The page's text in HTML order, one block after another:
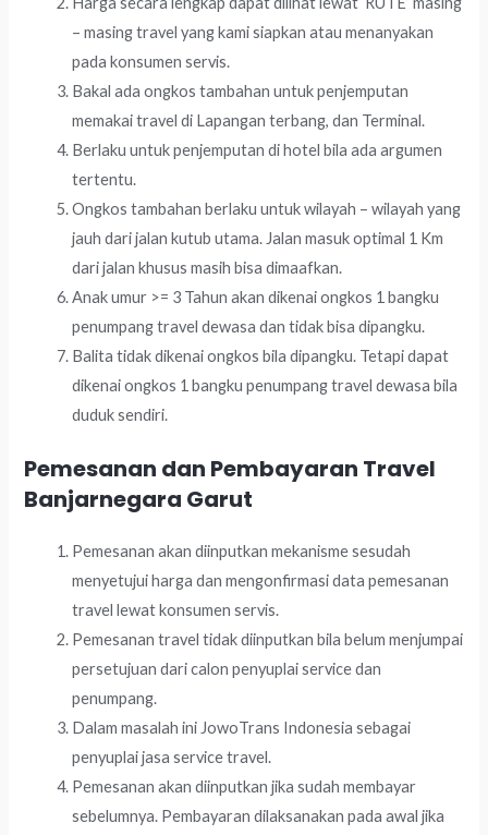
– masing travel yang kami siapkan atau menanyakan
pada konsumen servis.
Bakal ada ongkos tambahan untuk penjemputan
memakai travel di Lapangan terbang, dan Terminal.
Berlaku untuk penjemputan di hotel bila ada argumen
tertentu.
Ongkos tambahan berlaku untuk wilayah – wilayah yang
jauh dari jalan kutub utama. Jalan masuk optimal 1 Km
dari jalan khusus masih bisa dimaafkan.
Anak umur >= 3 Tahun akan dikenai ongkos 1 bangku
penumpang travel dewasa dan tidak bisa dipangku.
Balita tidak dikenai ongkos bila dipangku. Tetapi dapat
dikenai ongkos 1 bangku penumpang travel dewasa bila
duduk sendiri.
Pemesanan dan Pembayaran Travel
Banjarnegara Garut
Pemesanan akan diinputkan mekanisme sesudah
menyetujui harga dan mengonfirmasi data pemesanan
travel lewat konsumen servis.
Pemesanan travel tidak diinputkan bila belum menjumpai
persetujuan dari calon penyuplai service dan
penumpang.
Dalam masalah ini JowoTrans Indonesia sebagai
penyuplai jasa service travel.
Pemesanan akan diinputkan jika sudah membayar
sebelumnya. Pembayaran dilaksanakan pada awal jika